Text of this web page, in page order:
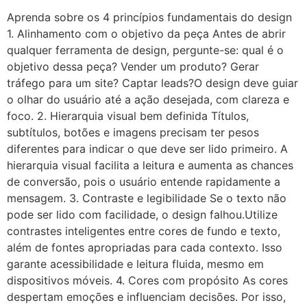
Aprenda sobre os 4 princípios fundamentais do design
1. Alinhamento com o objetivo da peça Antes de abrir
qualquer ferramenta de design, pergunte-se: qual é o
objetivo dessa peça? Vender um produto? Gerar
tráfego para um site? Captar leads?O design deve guiar
o olhar do usuário até a ação desejada, com clareza e
foco. 2. Hierarquia visual bem definida Títulos,
subtítulos, botões e imagens precisam ter pesos
diferentes para indicar o que deve ser lido primeiro. A
hierarquia visual facilita a leitura e aumenta as chances
de conversão, pois o usuário entende rapidamente a
mensagem. 3. Contraste e legibilidade Se o texto não
pode ser lido com facilidade, o design falhou.Utilize
contrastes inteligentes entre cores de fundo e texto,
além de fontes apropriadas para cada contexto. Isso
garante acessibilidade e leitura fluida, mesmo em
dispositivos móveis. 4. Cores com propósito As cores
despertam emoções e influenciam decisões. Por isso,